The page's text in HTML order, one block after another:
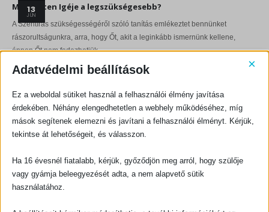
13
JÚN
Miért Isten Igéje a legszükségesebb?
A Szentírás szükségességéről szóló tanítás emlékeztet bennünket
rászorultságunkra, arra, hogy Őt, akit a leginkább ismernünk kellene,
éppen Őt nem fedezhetjük...
13
Mit jelent az „evangéliumi” szó?
Az „evangéliumi” (vagy „evangelikál”) szót egyesek szociológiai (amikor
meghatározzák, hogy milyenek a magukat evangéliuminak nevező
csoportok) és történelmi (amikor meghatározzák...
Adatvédelmi beállítások ×
Ez a weboldal sütiket használ a felhasználói élmény javítása
érdekében. Néhány elengedhetetlen a webhely működéséhez, míg
mások segítenek elemezni és javítani a felhasználói élményt. Kérjük,
tekintse át lehetőségeit, és válasszon.
Ha 16 évesnél fiatalabb, kérjük, győződjön meg arról, hogy szülője
vagy gyámja beleegyezését adta, a nem alapvető sütik
használatához.